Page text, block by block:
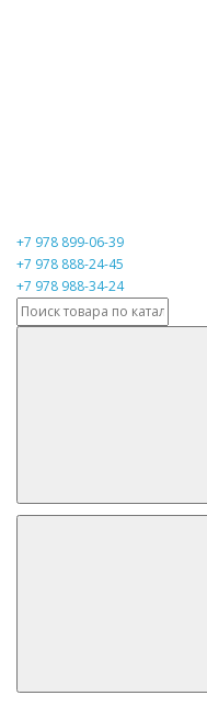
+7 978 899-06-39
+7 978 888-24-45
+7 978 988-34-24